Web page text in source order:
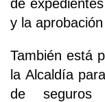
de
y la
También está
la Alcaldía
de seguros